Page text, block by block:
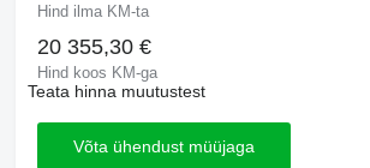
Hind ilma KM-ta
20 355,30 €
Hind koos KM-ga
Teata hinna muutustest
Võta ühendust müüjaga